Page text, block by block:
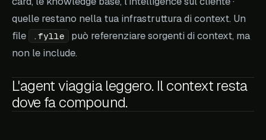
quelle restano nella tua infrastruttura di context. Un
file
.fylle
può referenziare sorgenti di context, ma
non le include.
L'agent viaggia leggero. Il context resta
dove fa compound.